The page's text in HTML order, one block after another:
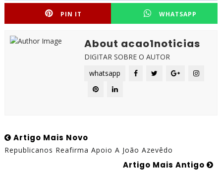
PIN IT WHATSAPP
About acao1noticias
DIGITAR SOBRE O AUTOR
whatsapp
Artigo Mais Novo
Republicanos Reafirma Apoio A João Azevêdo
Artigo Mais Antigo